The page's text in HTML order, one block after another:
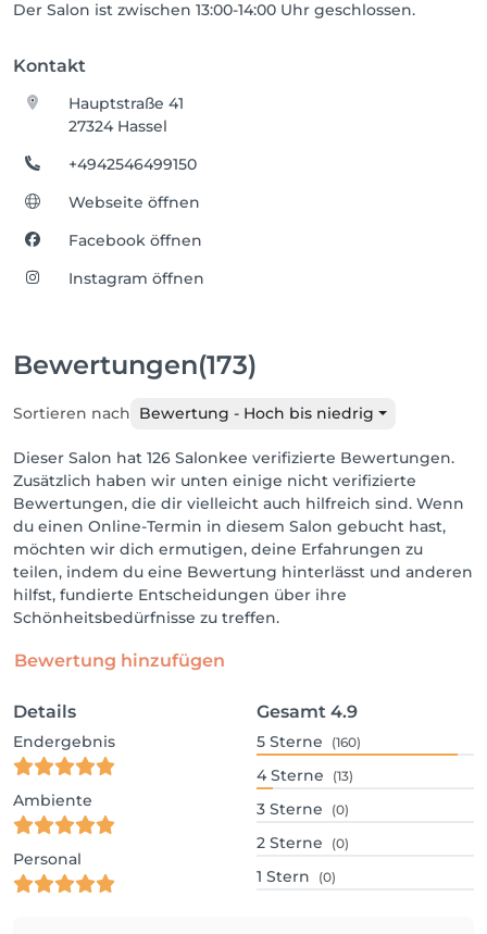
Der Salon ist zwischen 13:00-14:00 Uhr geschlossen.
Kontakt
Hauptstraße 41
27324 Hassel
+4942546499150
Webseite öffnen
Facebook öffnen
Instagram öffnen
Bewertungen(173)
Sortieren nach Bewertung - Hoch bis niedrig
Dieser Salon hat 126 Salonkee verifizierte Bewertungen.
Zusätzlich haben wir unten einige nicht verifizierte
Bewertungen, die dir vielleicht auch hilfreich sind. Wenn
du einen Online-Termin in diesem Salon gebucht hast,
möchten wir dich ermutigen, deine Erfahrungen zu
teilen, indem du eine Bewertung hinterlässt und anderen
hilfst, fundierte Entscheidungen über ihre
Schönheitsbedürfnisse zu treffen.
Bewertung hinzufügen
Details
Endergebnis
Ambiente
Personal
Gesamt 4.9
5 Sterne (160)
4 Sterne (13)
3 Sterne (0)
2 Sterne (0)
1 Stern (0)